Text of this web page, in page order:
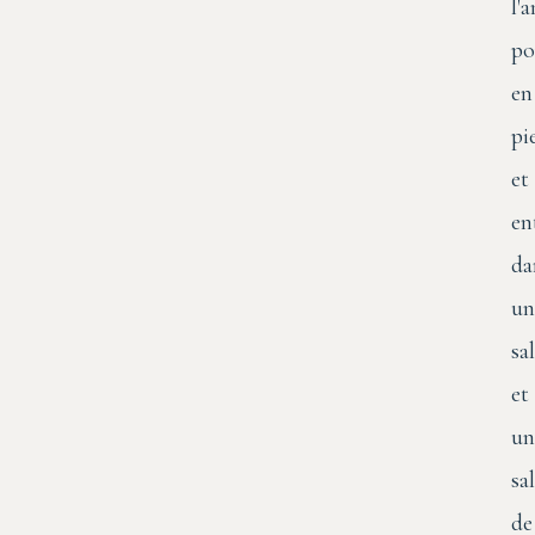
en
et
un
et
de